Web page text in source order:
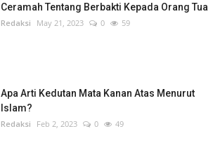
Ceramah Tentang Berbakti Kepada Orang Tua
Redaksi May 21, 2023 0 59
Apa Arti Kedutan Mata Kanan Atas Menurut
Islam?
Redaksi Feb 2, 2023 0 49